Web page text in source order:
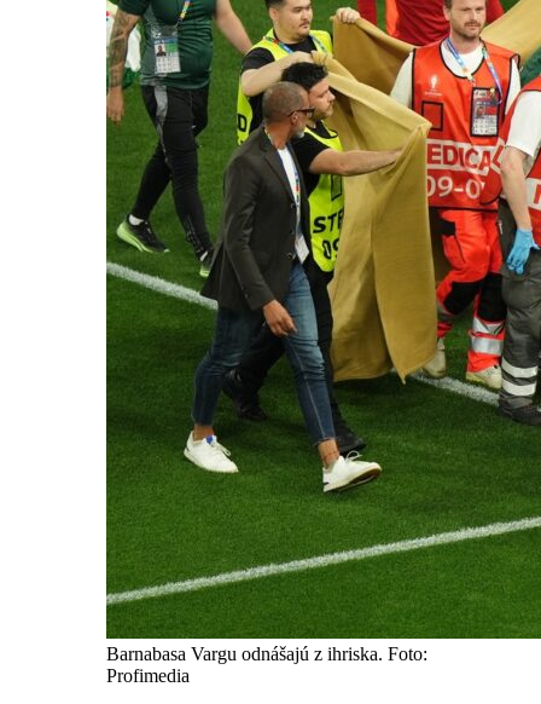
Barnabasa Vargu odnášajú z ihriska. Foto:
Profimedia